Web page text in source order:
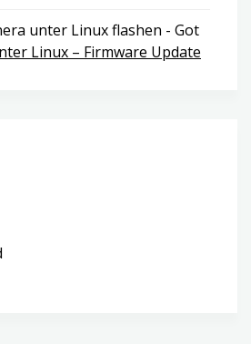
unter Linux flashen - Got
Linux – Firmware Update